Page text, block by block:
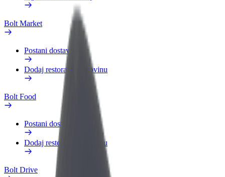
Bolt Market
Postani dostavljač
Dodaj restoran ili trgovinu
Bolt Food
Postani dostavljač
Dodaj restoran ili trgovinu
Bolt Drive